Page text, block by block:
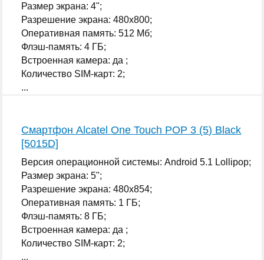
Размер экрана: 4";
Разрешение экрана: 480x800;
Оперативная память: 512 Мб;
Флэш-память: 4 ГБ;
Встроенная камера: да ;
Количество SIM-карт: 2;
...
Смартфон Alcatel One Touch POP 3 (5) Black
[5015D]
Версия операционной системы: Android 5.1 Lollipop;
Размер экрана: 5";
Разрешение экрана: 480x854;
Оперативная память: 1 ГБ;
Флэш-память: 8 ГБ;
Встроенная камера: да ;
Количество SIM-карт: 2;
...